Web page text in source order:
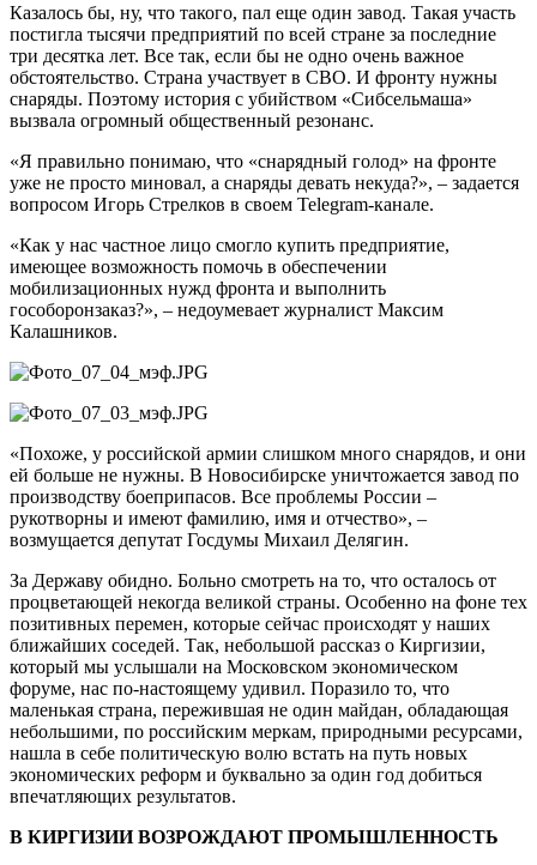
Казалось бы, ну, что такого, пал еще один завод. Такая участь
постигла тысячи предприятий по всей стране за последние
три десятка лет. Все так, если бы не одно очень важное
обстоятельство. Страна участвует в СВО. И фронту нужны
снаряды. Поэтому история с убийством «Сибсельмаша»
вызвала огромный общественный резонанс.
«Я правильно понимаю, что «снарядный голод» на фронте
уже не просто миновал, а снаряды девать некуда?», – задается
вопросом Игорь Стрелков в своем Telegram-канале.
«Как у нас частное лицо смогло купить предприятие,
имеющее возможность помочь в обеспечении
мобилизационных нужд фронта и выполнить
гособоронзаказ?», – недоумевает журналист Максим
Калашников.
«Похоже, у российской армии слишком много снарядов, и они
ей больше не нужны. В Новосибирске уничтожается завод по
производству боеприпасов. Все проблемы России –
рукотворны и имеют фамилию, имя и отчество», –
возмущается депутат Госдумы Михаил Делягин.
За Державу обидно. Больно смотреть на то, что осталось от
процветающей некогда великой страны. Особенно на фоне тех
позитивных перемен, которые сейчас происходят у наших
ближайших соседей. Так, небольшой рассказ о Киргизии,
который мы услышали на Московском экономическом
форуме, нас по-настоящему удивил. Поразило то, что
маленькая страна, пережившая не один майдан, обладающая
небольшими, по российским меркам, природными ресурсами,
нашла в себе политическую волю встать на путь новых
экономических реформ и буквально за один год добиться
впечатляющих результатов.
В КИРГИЗИИ ВОЗРОЖДАЮТ ПРОМЫШЛЕННОСТЬ